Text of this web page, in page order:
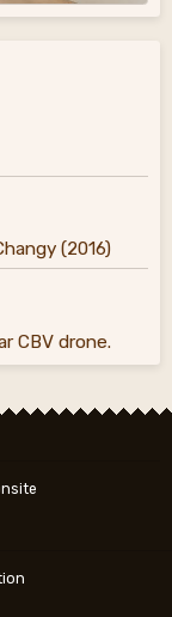
(2016)
CBV drone.